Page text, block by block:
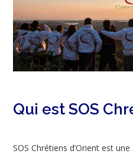
Qui est SOS
SOS Chrétiens d’Orient est une